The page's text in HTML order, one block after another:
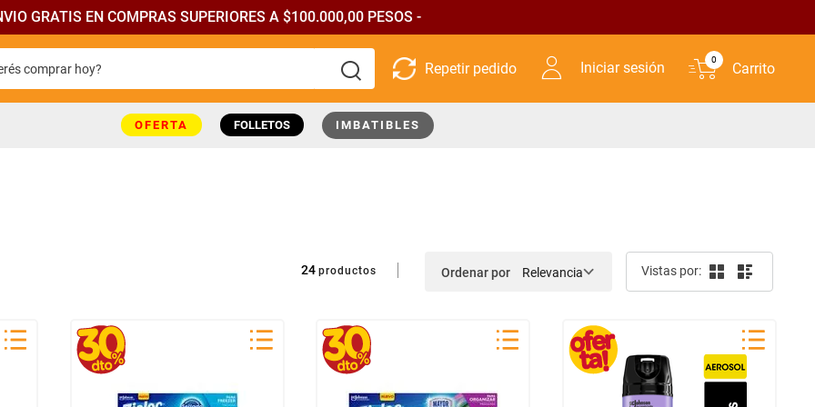
GRATIS EN COMPRAS SUPERIORES A $100.000,00 PESOS -
comprar hoy?
Iniciar sesión 0
OFERTA FOLLETOS IMBATIBLES
24 productos Ordenar por Relevancia
buscados